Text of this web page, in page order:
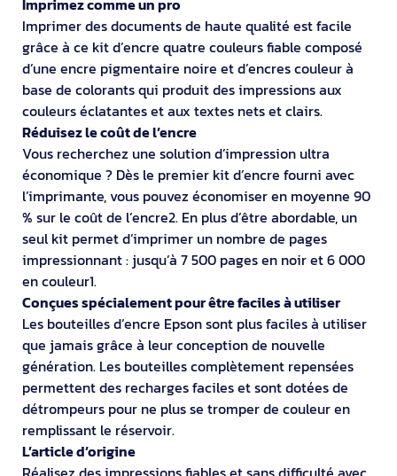
Imprimer des documents de haute qualité est facile
grâce à ce kit d’encre quatre couleurs fiable composé
d’une encre pigmentaire noire et d’encres couleur à
base de colorants qui produit des impressions aux
couleurs éclatantes et aux textes nets et clairs.
Réduisez le coût de l’encre
Vous recherchez une solution d’impression ultra
économique ? Dès le premier kit d’encre fourni avec
l’imprimante, vous pouvez économiser en moyenne 90
% sur le coût de l’encre2. En plus d’être abordable, un
seul kit permet d’imprimer un nombre de pages
impressionnant : jusqu’à 7 500 pages en noir et 6 000
en couleur1.
Conçues spécialement pour être faciles à utiliser
Les bouteilles d’encre Epson sont plus faciles à utiliser
que jamais grâce à leur conception de nouvelle
génération. Les bouteilles complètement repensées
permettent des recharges faciles et sont dotées de
détrompeurs pour ne plus se tromper de couleur en
remplissant le réservoir.
L’article d’origine